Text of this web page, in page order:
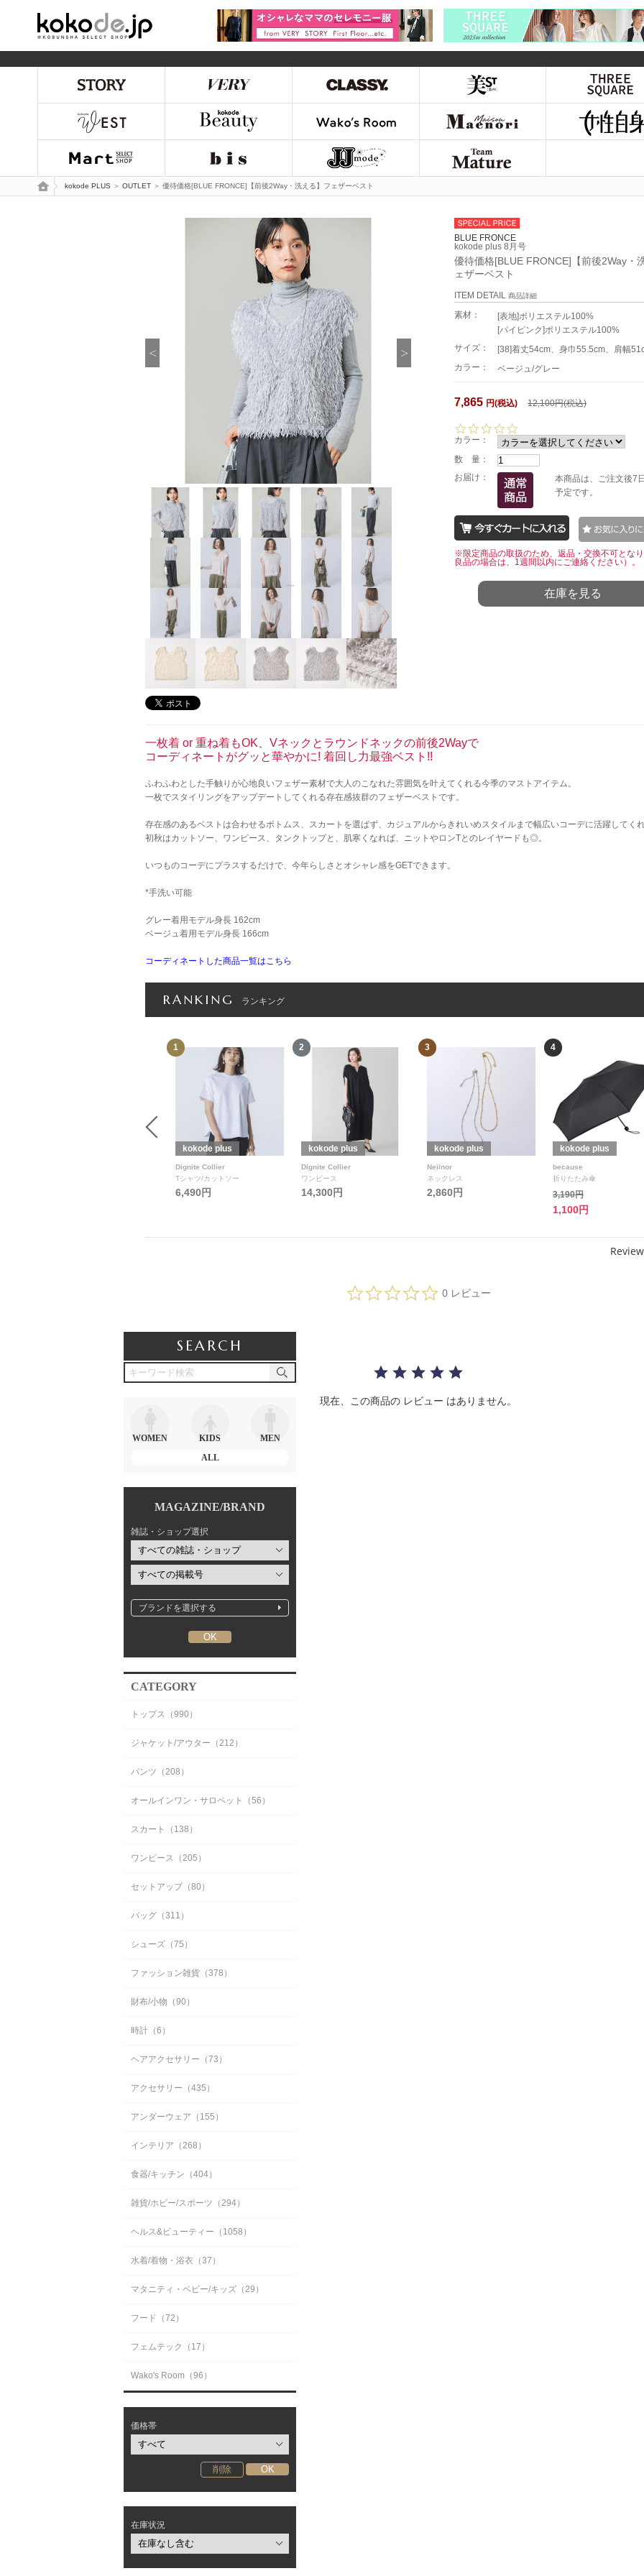
トップページ
kokode PLUS ＞ OUTLET ＞ 優待価格[BLUE FRONCE]【前後2Way・洗える】フェザーベスト
SEARCH
WOMEN KIDS
MEN
ALL
MAGAZINE/BRAND
雑誌・ショップ選択
ブランドを選択する
CATEGORY
トップス（990）
ジャケット/アウター（212）
パンツ（208）
オールインワン・サロペット（56）
スカート（138）
ワンピース（205）
セットアップ（80）
バッグ（311）
シューズ（75）
ファッション雑貨（378）
財布/小物（90）
時計（6）
ヘアアクセサリー（73）
アクセサリー（435）
アンダーウェア（155）
インテリア（268）
食器/キッチン（404）
雑貨/ホビー/スポーツ（294）
ヘルス&ビューティー（1058）
水着/着物・浴衣（37）
マタニティ・ベビー/キッズ（29）
フード（72）
フェムテック（17）
Wako's Room（96）
価格帯
在庫状況
BLUE FRONCE
kokode plus 8月号
優待価格[BLUE FRONCE]【前後2Way・
ェザーベスト
ITEM DETAIL 商品詳細
素材：
[表地]ポリエステル100%
[パイピンク]ポリエステル100%
サイズ：
[38]着丈54cm、身巾55.5cm、肩幅
カラー：
ベージュ/グレー
7,865 円(税込) 12,100円(税込)
0
s
t
a
r
r
a
t
i
n
g
カラー：
数 量：
お届け：
本商品は、ご注文後7
予定です。
※限定商品の取扱のため、返品・交換不可とな
良品の場合は、1週間以内にご連絡ください）。
在庫を見る
一枚着 or 重ね着もOK、Vネックとラウンドネックの前後2Wayで
コーディネートがグッと華やかに! 着回し力最強ベスト!!
ふわふわとした手触りが心地良いフェザー素材で大人のこなれた雰囲気を叶えてくれる今季のマストアイテム。
一枚でスタイリングをアップデートしてくれる存在感抜群のフェザーベストです。
存在感のあるベストは合わせるボトムス、スカートを選ばず、カジュアルからきれいめスタイルまで幅広いコーデに活躍してく
初秋はカットソー、ワンピース、タンクトップと、肌寒くなれば、ニットやロンTとのレイヤードも◎。
いつものコーデにプラスするだけで、今年らしさとオシャレ感をGETできます。
*手洗い可能
グレー着用モデル身長 162cm
ベージュ着用モデル身長 166cm
コーディネートした商品一覧はこちら
RANKING ランキング
1
kokode plus
Dignite Collier
Tシャツ/カットソー
6,490円
2
kokode plus
Dignite Collier
ワンピース
14,300円
3
kokode plus
Nei/nor
ネックレス
2,860円
4
kokode plus
because
折りたたみ傘
3,190円
1,100円
0.
0
a
0 レビュー
現在、この商品の レビュー はありません。